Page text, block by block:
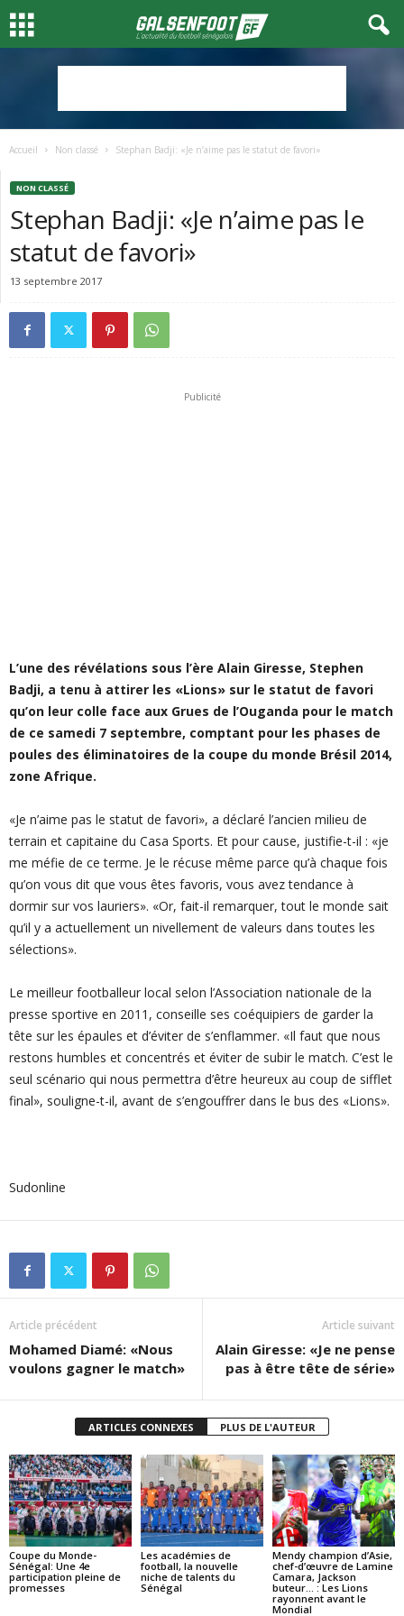
Accueil Non classé Stephan Badji: «Je n’aime pas le statut de favori»
NON CLASSÉ
Stephan Badji: «Je n’aime pas le
statut de favori»
13 septembre 2017
Publicité
L’une des révélations sous l’ère Alain Giresse, Stephen
Badji, a tenu à attirer les «Lions» sur le statut de favori
qu’on leur colle face aux Grues de l’Ouganda pour le match
de ce samedi 7 septembre, comptant pour les phases de
poules des éliminatoires de la coupe du monde Brésil 2014,
zone Afrique.
«Je n’aime pas le statut de favori», a déclaré l’ancien milieu de
terrain et capitaine du Casa Sports. Et pour cause, justifie-t-il : «je
me méfie de ce terme. Je le récuse même parce qu’à chaque fois
qu’on vous dit que vous êtes favoris, vous avez tendance à
dormir sur vos lauriers». «Or, fait-il remarquer, tout le monde sait
qu’il y a actuellement un nivellement de valeurs dans toutes les
sélections».
Le meilleur footballeur local selon l’Association nationale de la
presse sportive en 2011, conseille ses coéquipiers de garder la
tête sur les épaules et d’éviter de s’enflammer. «Il faut que nous
restons humbles et concentrés et éviter de subir le match. C’est le
seul scénario qui nous permettra d’être heureux au coup de sifflet
final», souligne-t-il, avant de s’engouffrer dans le bus des «Lions».
Sudonline
Article précédent
Mohamed Diamé: «Nous
voulons gagner le match»
Article suivant
Alain Giresse: «Je ne pense
pas à être tête de série»
ARTICLES CONNEXES PLUS DE L'AUTEUR
Coupe du Monde-
Sénégal: Une 4e
participation pleine de
promesses
Les académies de
football, la nouvelle
niche de talents du
Sénégal
Mendy champion d’Asie,
chef-d’œuvre de Lamine
Camara, Jackson
buteur… : Les Lions
rayonnent avant le
Mondial